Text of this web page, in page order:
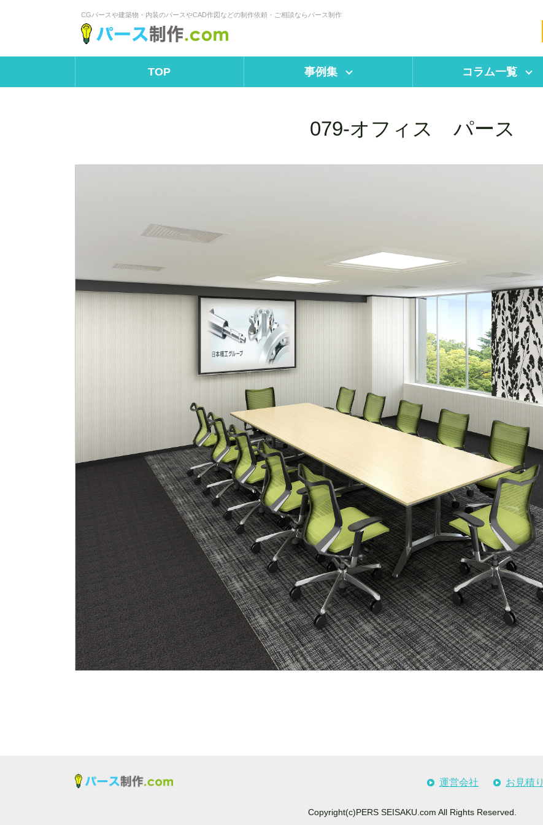
CGパースや建築物・内装のパースやCAD作図などの制作依頼・ご相談ならパース制作
TOP 事例集 コラム一覧
079-オフィス パース
運営会社 お見積り
Copyright(c)PERS SEISAKU.com All Rights Reserved.